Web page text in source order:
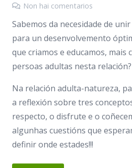
Non hai comentarios
Sabemos da necesidade de
para un desenvolvemento
que criamos e educamos, mais
persoas adultas nesta relación?
Na relación adulta-natureza,
a reflexión sobre tres
respecto, o disfrute e o
algunhas cuestións que
definir onde estades!!!